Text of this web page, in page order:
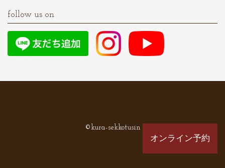
follow us on
©kura-sekkotusin
オンライン予約